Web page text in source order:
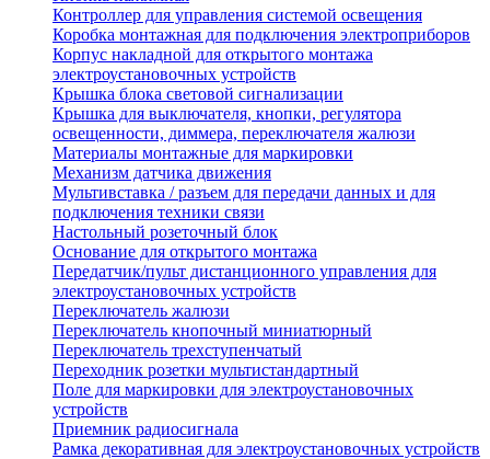
Контроллер для управления системой освещения
Коробка монтажная для подключения электроприборов
Корпус накладной для открытого монтажа
электроустановочных устройств
Крышка блока световой сигнализации
Крышка для выключателя, кнопки, регулятора
освещенности, диммера, переключателя жалюзи
Материалы монтажные для маркировки
Механизм датчика движения
Мультивставка / разъем для передачи данных и для
подключения техники связи
Настольный розеточный блок
Основание для открытого монтажа
Передатчик/пульт дистанционного управления для
электроустановочных устройств
Переключатель жалюзи
Переключатель кнопочный миниатюрный
Переключатель трехступенчатый
Переходник розетки мультистандартный
Поле для маркировки для электроустановочных
устройств
Приемник радиосигнала
Рамка декоративная для электроустановочных устройств